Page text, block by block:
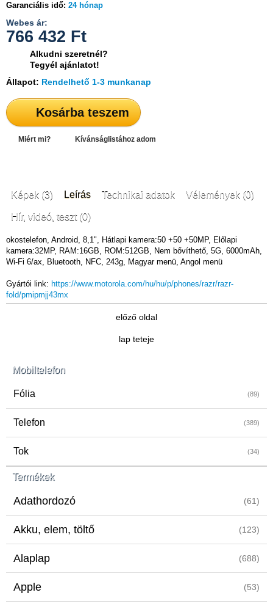
Mobiltelefon
Fólia (89)
Telefon (389)
Tok (34)
Termékek
Adathordozó (61)
Akku, elem, töltő (123)
Alaplap (688)
Apple (53)
Garanciális idő: 24 hónap
Webes ár:
766 432 Ft
Alkudni szeretnél?
Tegyél ajánlatot!
Állapot: Rendelhető 1-3 munkanap
Kosárba teszem
Miért mi? Kívánságlistához adom
Képek (3) Leírás Technikai adatok Vélemények (0)
Hír, videó, teszt (0)
okostelefon, Android, 8,1", Hátlapi kamera:50 +50 +50MP, Előlapi
kamera:32MP, RAM:16GB, ROM:512GB, Nem bővíthető, 5G, 6000mAh,
Wi-Fi 6/ax, Bluetooth, NFC, 243g, Magyar menü, Angol menü
Gyártói link: https://www.motorola.com/hu/hu/p/phones/razr/razr-
fold/pmipmjj43mx
előző oldal
lap teteje